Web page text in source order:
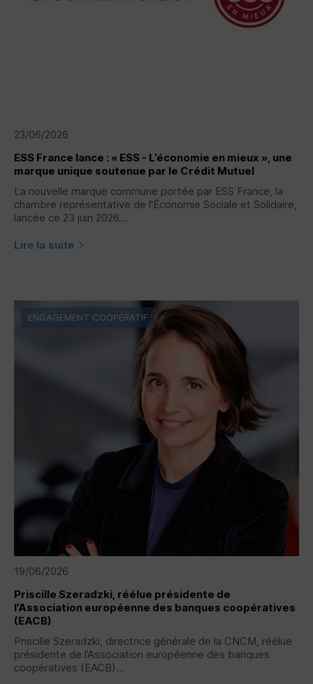
23/06/2026
ESS France lance : « ESS - L’économie en mieux », une
marque unique soutenue par le Crédit Mutuel
La nouvelle marque commune portée par ESS France, la
chambre représentative de l'Économie Sociale et Solidaire,
lancée ce 23 juin 2026...
Lire la suite
19/06/2026
Priscille Szeradzki, réélue présidente de
l’Association européenne des banques coopératives
(EACB)
Priscille Szeradzki, directrice générale de la CNCM , réélue
présidente de l’Association européenne des banques
coopératives (EACB)...
ENGAGEMENT COOPÉRATIF